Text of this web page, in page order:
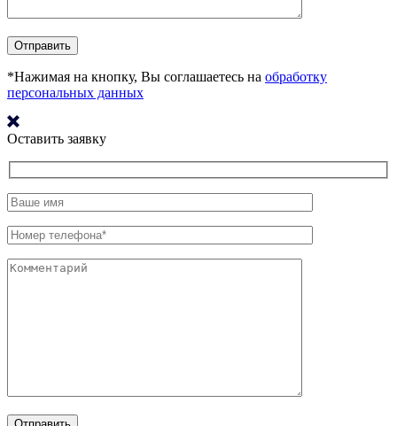
*Нажимая на кнопку, Вы соглашаетесь на обработку
персональных данных
Оставить заявку